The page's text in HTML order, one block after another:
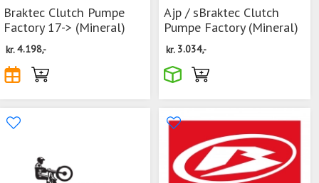
Braktec Clutch Pumpe
Factory 17-> (Mineral)
kr.4.198,-
Ajp / sBraktec Clutch
Pumpe Factory (Mineral)
kr. 3.034,-